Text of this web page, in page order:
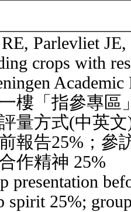
Parlevliet
crops with
樓「指參專區
量方式(中英
報告25%；參
作精神 25%
presentation
spirit 25%;